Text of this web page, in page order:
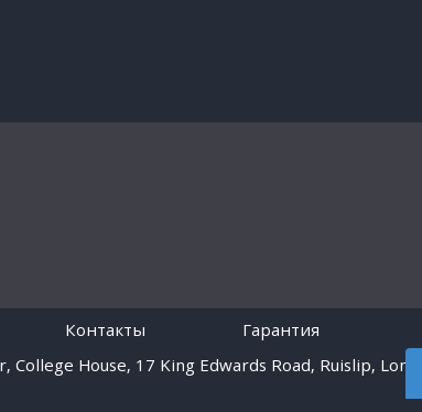
Контакты
Гарантия
House, 17 King Edwards Road, Ruislip,